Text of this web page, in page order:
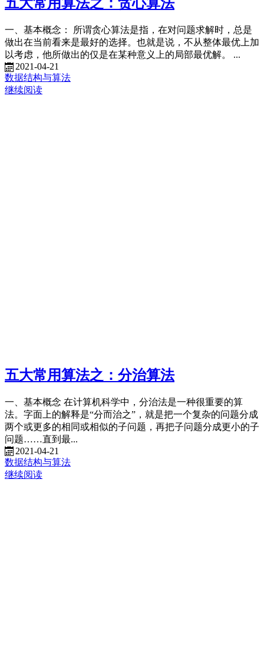
一、基本概念： 所谓贪心算法是指，在对问题求解时，总是
做出在当前看来是最好的选择。也就是说，不从整体最优上加
以考虑，他所做出的仅是在某种意义上的局部最优解。 ...
2021-04-21
数据结构与算法
继续阅读
五大常用算法之：分治算法
一、基本概念 在计算机科学中，分治法是一种很重要的算
法。字面上的解释是“分而治之”，就是把一个复杂的问题分成
两个或更多的相同或相似的子问题，再把子问题分成更小的子
问题……直到最...
2021-04-21
数据结构与算法
继续阅读